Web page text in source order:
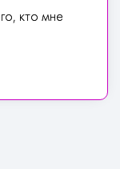
кто мне